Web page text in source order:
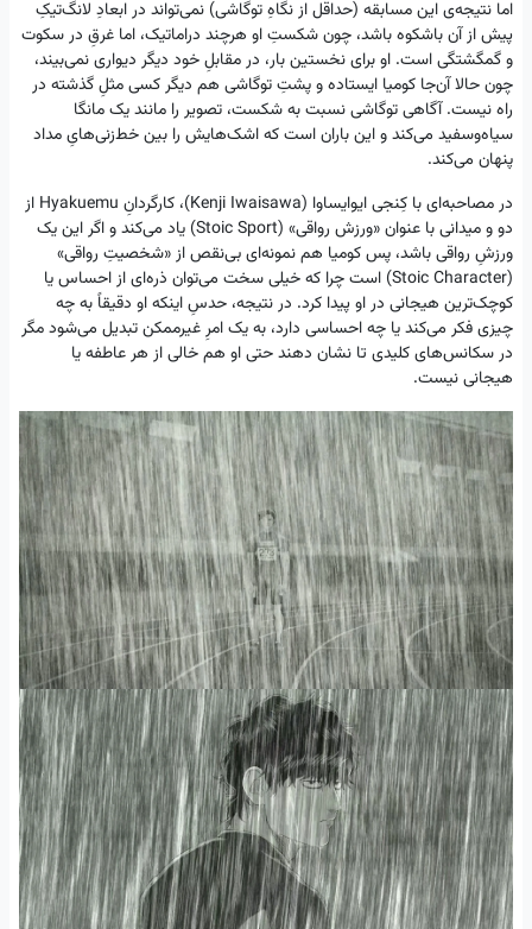
اما نتیجه‌ی این مسابقه (حداقل از نگاهِ توگاشی) نمی‌تواند در ابعادِ لانگ‌تیکِ
پیش از آن باشکوه باشد، چون شکستِ او هرچند دراماتیک، اما غرقِ در سکوت
و گمگشتگی است. او برای نخستین بار، در مقابلِ خود دیگر دیواری نمی‌بیند،
چون حالا آن‌جا کومیا ایستاده و پشتِ توگاشی هم دیگر کسی مثلِ گذشته در
راه نیست. آگاهی توگاشی نسبت به شکست، تصویر را مانند یک مانگا
سیاه‌وسفید می‌کند و این باران است که اشک‌هایش را بین خط‌زنی‌هایِ مداد
پنهان می‌کند.
در مصاحبه‌ای با کِنجی ایوایساوا (Kenji Iwaisawa)، کارگردانِ Hyakuemu از
دو و میدانی با عنوان «ورزش رواقی» (Stoic Sport) یاد می‌کند و اگر این یک
ورزشِ رواقی باشد، پس کومیا هم نمونه‌ای بی‌نقص از «شخصیتِ رواقی»
(Stoic Character) است چرا که خیلی سخت می‌توان ذره‌ای از احساس یا
کوچک‌ترین هیجانی در او پیدا کرد. در نتیجه، حدسِ اینکه او دقیقاً به چه
چیزی فکر می‌کند یا چه احساسی دارد، به یک امرِ غیرممکن تبدیل می‌شود مگر
در سکانس‌های کلیدی‌ تا نشان دهند حتی او هم خالی از هر عاطفه‌ یا
هیجانی نیست.